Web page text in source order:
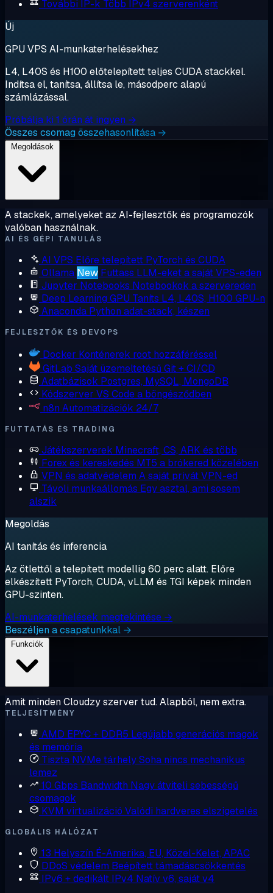
További IP-k Több IPv4 szerverenként
Új
GPU VPS AI-munkaterhelésekhez
L4, L40S és H100 előtelepített teljes CUDA stackkel.
Indítsa el, tanítsa, állítsa le, másodperc alapú
számlázással.
Próbálja ki 1 órán át ingyen →
Összes csomag összehasonlítása →
A stackek, amelyeket az AI-fejlesztők és programozók
valóban használnak.
AI ÉS GÉPI TANULÁS
AI VPS Előre telepített PyTorch és CUDA
Ollama New Futtass LLM-eket a saját VPS-eden
Jupyter Notebooks Notebookok a szervereden
Deep Learning GPU Taníts L4, L40S, H100 GPU-n
Anaconda Python adat-stack, készen
FEJLESZTŐK ÉS DEVOPS
Docker Konténerek root hozzáféréssel
GitLab Saját üzemeltetésű Git + CI/CD
Adatbázisok Postgres, MySQL, MongoDB
Kódszerver VS Code a böngésződben
n8n Automatizációk 24/7
FUTTATÁS ÉS TRADING
Játékszerverek Minecraft, CS, ARK és több
Forex és kereskedés MT5 a brókered közelében
VPN és adatvédelem A saját privát VPN-ed
Távoli munkaállomás Egy asztal, ami sosem
alszik
Megoldás
AI tanítás és inferencia
Az ötlettől a telepített modellig 60 perc alatt. Előre
elkészített PyTorch, CUDA, vLLM és TGI képek minden
GPU-szinten.
AI-munkaterhelések megtekintése →
Beszéljen a csapatunkkal →
Amit minden Cloudzy szerver tud. Alapból, nem extra.
TELJESÍTMÉNY
AMD EPYC + DDR5 Legújabb generációs magok
és memória
Tiszta NVMe tárhelySoha nincs mechanikus
lemez
10 Gbps Bandwidth Nagy átviteli sebességű
csomagok
KVM virtualizáció Valódi hardveres elszigetelés
GLOBÁLIS HÁLÓZAT
13 Helyszín É-Amerika, EU, Közel-Kelet, APAC
DDoS védelem Beépített támadáscsökkentés
IPv6 + dedikált IPv4 Natív v6, saját v4